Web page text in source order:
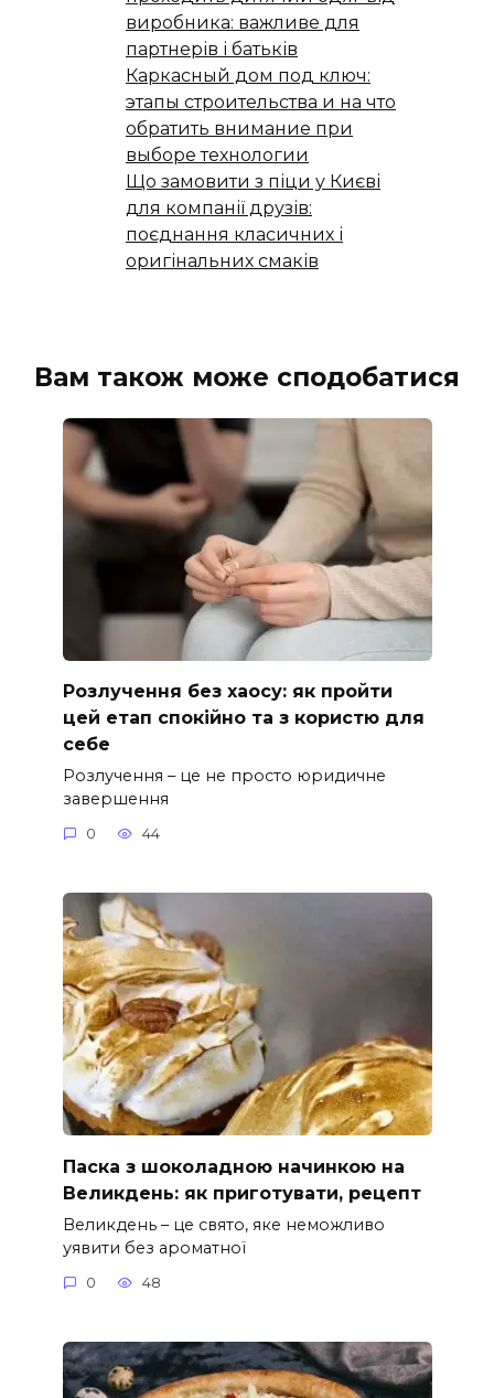
виробника: важливе для
партнерів і батьків
Каркасный дом под ключ:
этапы строительства и на что
обратить внимание при
выборе технологии
Що замовити з піци у Києві
для компанії друзів:
поєднання класичних і
оригінальних смаків
Вам також може сподобатися
Розлучення без хаосу: як пройти
цей етап спокійно та з користю для
себе
Розлучення – це не просто юридичне
завершення
0 44
Паска з шоколадною начинкою на
Великдень: як приготувати, рецепт
Великдень – це свято, яке неможливо
уявити без ароматної
0 48